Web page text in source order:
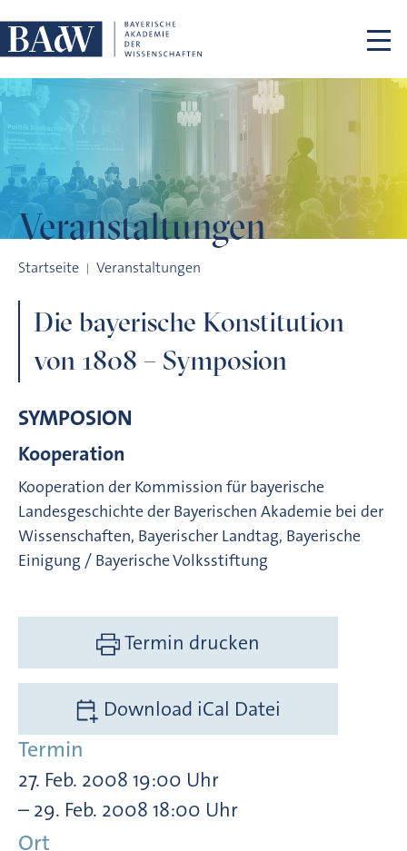
Veranstaltungen
Startseite Veranstaltungen
Die bayerische Konstitution
von 1808 – Symposion
SYMPOSION
Kooperation
Kooperation der Kommission für bayerische
Landesgeschichte der Bayerischen Akademie bei der
Wissenschaften, Bayerischer Landtag, Bayerische
Einigung / Bayerische Volksstiftung
Termin drucken
Download iCal Datei
Termin
27. Feb. 2008 19:00 Uhr
– 29. Feb. 2008 18:00 Uhr
Ort